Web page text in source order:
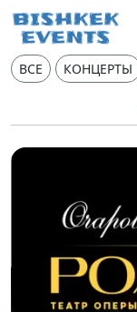
ВСЕ КОНЦЕРТЫ